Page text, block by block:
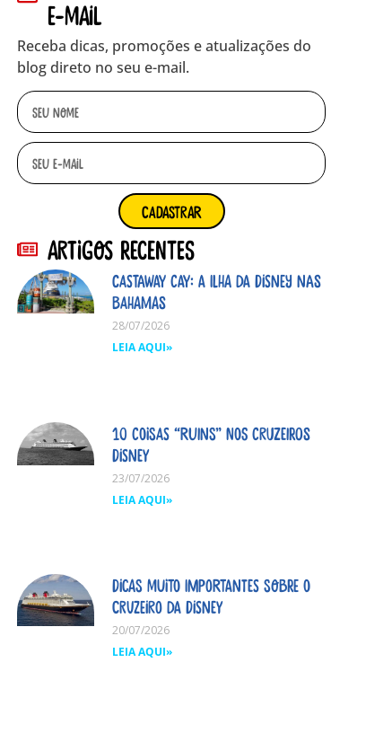
e-mail
Receba dicas, promoções e atualizações do
blog direto no seu e-mail.
cadastrar
Artigos Recentes
Castaway Cay: A ilha da Disney nas
Bahamas
28/07/2026
LEIA AQUI»
10 coisas “ruins” nos cruzeiros
Disney
23/07/2026
LEIA AQUI»
Dicas MUITO importantes sobre o
cruzeiro da Disney
20/07/2026
LEIA AQUI»